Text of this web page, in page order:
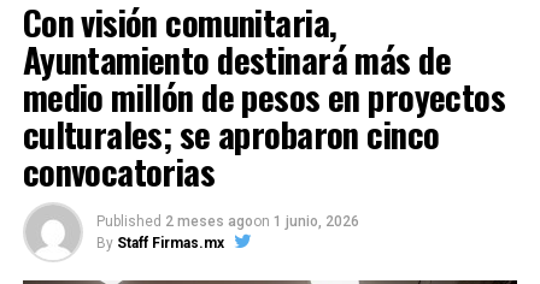
Con visión comunitaria,
Ayuntamiento destinará más de
medio millón de pesos en proyectos
culturales; se aprobaron cinco
convocatorias
Published 2 meses agoon 1 junio, 2026
By Staff Firmas.mx